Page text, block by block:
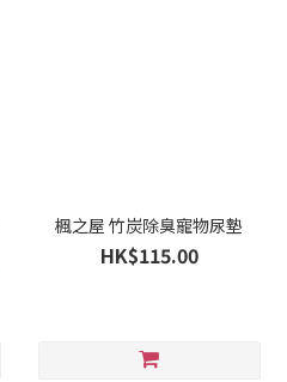
楓之屋 竹炭除臭寵物尿墊
HK$115.00